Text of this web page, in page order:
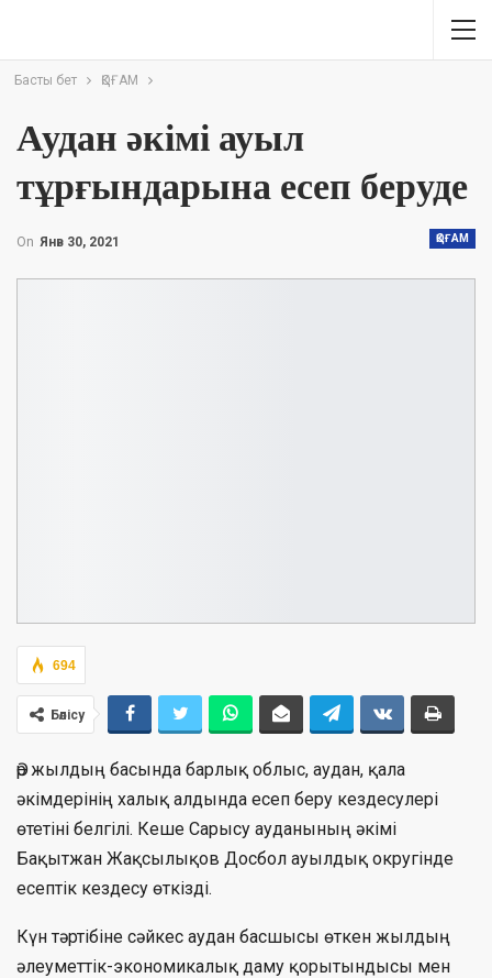
Басты бет ҚОҒАМ
Аудан әкімі ауыл
тұрғындарына есеп беруде
ҚОҒАМ
On Янв 30, 2021
694
Бөлісу
Әр жылдың басында барлық облыс, аудан, қала
әкімдерінің халық алдында есеп беру кездесулері
өтетіні белгілі. Кеше Сарысу ауданының әкімі
Бақытжан Жақсылықов Досбол ауылдық округінде
есептік кездесу өткізді.
Күн тәртібіне сәйкес аудан басшысы өткен жылдың
әлеуметтік-экономикалық даму қорытындысы мен